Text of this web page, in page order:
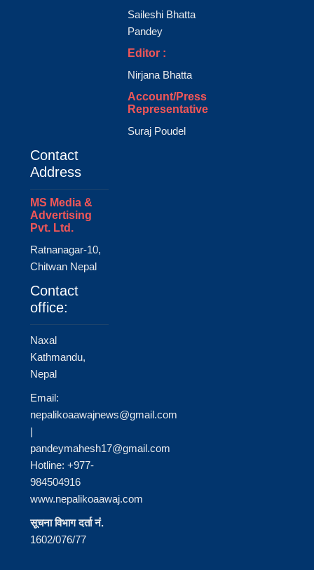
Saileshi Bhatta
Pandey
Editor :
Nirjana Bhatta
Account/Press
Representative
Suraj Poudel
Contact
Address
MS Media &
Advertising
Pvt. Ltd.
Ratnanagar-10,
Chitwan Nepal
Contact
office:
Naxal
Kathmandu,
Nepal
Email:
nepalikoaawajnews@gmail.com
|
pandeymahesh17@gmail.com
Hotline: +977-
984504916
www.nepalikoaawaj.com
सूचना विभाग दर्ता नं.
1602/076/77